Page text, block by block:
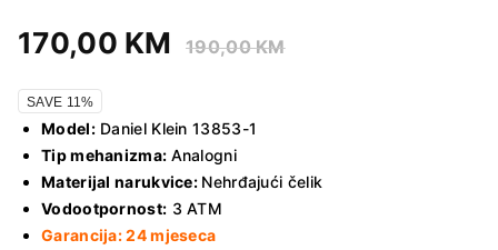
170,00 KM 190,00KM
SAVE 11%
Model:Daniel Klein 13853-1
Tip mehanizma: Analogni
Materijal narukvice: Nehrđajući čelik
Vodootpornost: 3 ATM
Garancija: 24 mjeseca